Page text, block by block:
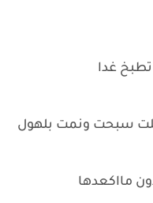
غدا
سبحت ونمت بلهول
مااكعدها